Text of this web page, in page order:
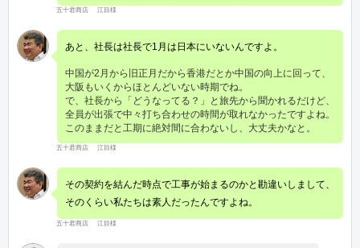
五十君商店 江目様
あと、社長は社長で1月は日本にいないんですよ。
中国が2月から旧正月だから香港だとか中国の向上に回って、
大阪もいくからほとんどいない時期でね。
で、社長から「どうなってる？」と旅先から聞かれるだけど、
全員が出張で中々打ち合わせの時間が取れなかったですよね。
このままだと工期に絶対間に合わないし、大丈夫かなと。
五十君商店 江目様
その契約を結んだ時点で工事が始まるのかと勘違いしまして、
そのくらい私たちは素人だったんですよね。
五十君商店 江目様